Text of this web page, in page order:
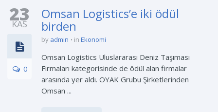
23
KAS
0
Omsan Logistics’e iki ödül
birden
by admin in Ekonomi
Omsan Logistics Uluslararası Deniz Taşıması
Firmaları kategorisinde de ödül alan firmalar
arasında yer aldı. OYAK Grubu Şirketlerinden
Omsan ...